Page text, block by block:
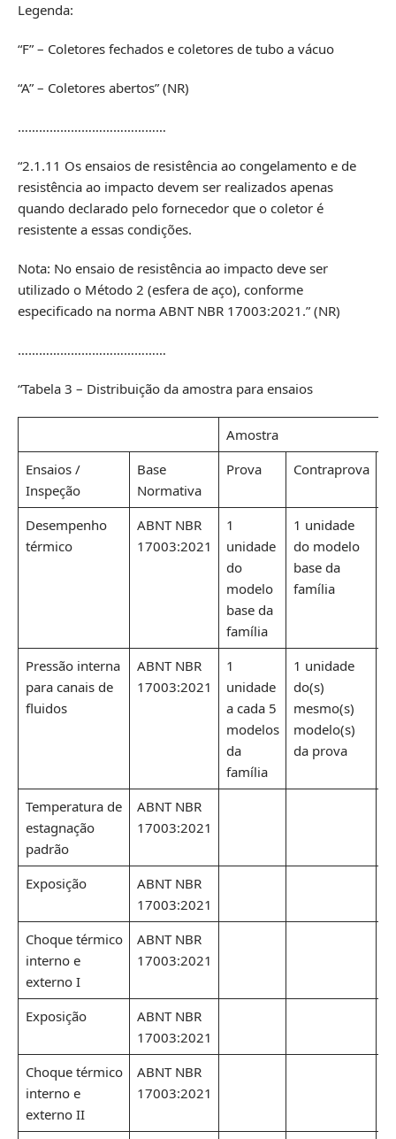
Legenda:
“F” – Coletores fechados e coletores de tubo a vácuo
“A” – Coletores abertos” (NR)
……………………………………
“2.1.11 Os ensaios de resistência ao congelamento e de
resistência ao impacto devem ser realizados apenas
quando declarado pelo fornecedor que o coletor é
resistente a essas condições.
Nota: No ensaio de resistência ao impacto deve ser
utilizado o Método 2 (esfera de aço), conforme
especificado na norma ABNT NBR 17003:2021.” (NR)
……………………………………
“Tabela 3 – Distribuição da amostra para ensaios
Amostra
Ensaios /
Inspeção
Base
Normativa
Prova Contraprova
Desempenho
térmico
ABNT NBR
17003:2021
1
unidade
do
modelo
base da
família
1 unidade
do modelo
base da
família
Pressão interna
para canais de
fluidos
ABNT NBR
17003:2021
1
unidade
a cada 5
modelos
da
família
1 unidade
do(s)
mesmo(s)
modelo(s)
da prova
Temperatura de
estagnação
padrão
ABNT NBR
17003:2021
Exposição
ABNT NBR
17003:2021
Choque térmico
interno e
externo I
ABNT NBR
17003:2021
Exposição
ABNT NBR
17003:2021
Choque térmico
interno e
externo II
ABNT NBR
17003:2021